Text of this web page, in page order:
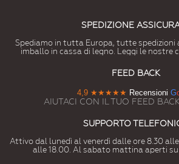
SPEDIZIONE
Spediamo in tutta Europa, tutte spedizioni
imballo in cassa di legno. Leggi le nostre
FEED BACK
4,9 ★★★★★ Recensioni G
AIUTACI CON IL TUO FEED
SUPPORTO
Attivo dal lunedì al venerdì dalle ore 8.30 alle
alle 18.00. Al sabato mattina aperti